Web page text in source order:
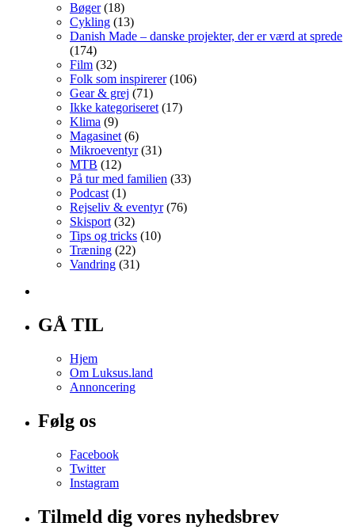
Bøger(18)
Cykling (13)
Danish Made – danske projekter, der er værd at sprede
(174)
Film (32)
Folk som inspirerer(106)
Gear & grej (71)
Ikke kategoriseret (17)
Klima (9)
Magasinet (6)
Mikroeventyr(31)
MTB (12)
På tur med familien (33)
Podcast (1)
Rejseliv & eventyr(76)
Skisport (32)
Tips og tricks (10)
Træning (22)
Vandring (31)
GÅ TIL
Hjem
Om Luksus.land
Annoncering
Følg os
Facebook
Twitter
Instagram
Tilmeld dig vores nyhedsbrev